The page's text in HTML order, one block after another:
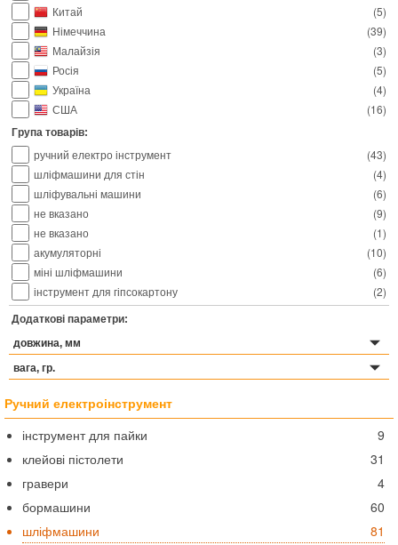
(5)
Китай
(39)
Німеччина
(3)
Малайзія
(5)
Росія
(4)
Україна
(16)
США
Група товарів:
(43)
ручний електро інструмент
(4)
шліфмашини для стін
(6)
шліфувальні машини
(9)
не вказано
(1)
не вказано
(10)
акумуляторні
(6)
міні шліфмашини
(2)
інструмент для гіпсокартону
Додаткові параметри:
довжина, мм
вага, гр.
Ручний електроінструмент
9
інструмент для пайки
31
клейові пістолети
4
гравери
60
бормашини
81
шліфмашини